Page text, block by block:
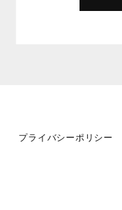
プライバシーポリシー